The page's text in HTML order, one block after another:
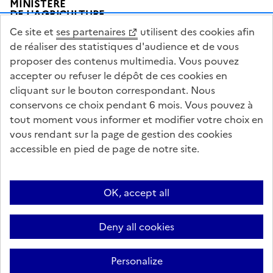
MINISTÈRE
DE L'AGRICULTURE
DE L'AGRO-ALIMENTAIRE
ET DE LA SOUVERAINETÉ
ALIMENTAIRE
legifrance.gouv.fr
info.gouv.fr
service-public.gouv.fr
data.gouv.fr
Questions fréquentes / Contacts
Informations publiques
Mentions légales
Archives presse English contents
Cookies
Paramètres d'affichage
Sauf mention contraire, tous les textes de ce site sont sous licence
Ce site et ses partenaires
utilisent des cookies afin
de réaliser des statistiques d'audience et de vous
proposer des contenus multimedia. Vous pouvez
accepter ou refuser le dépôt de ces cookies en
cliquant sur le bouton correspondant. Nous
conservons ce choix pendant 6 mois. Vous pouvez à
tout moment vous informer et modifier votre choix en
vous rendant sur la page de gestion des cookies
accessible en pied de page de notre site.
OK, accept all
Deny all cookies
Personalize